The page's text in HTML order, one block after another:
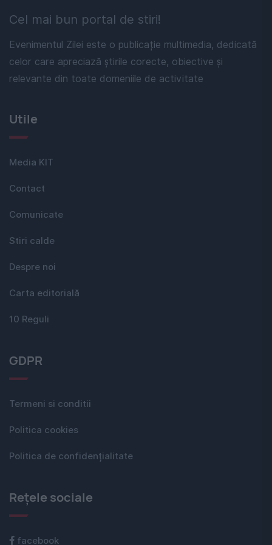
Cel mai bun portal de stiri!
Evenimentul Zilei este o publicație multimedia, dedicată
celor care apreciază știrile corecte, obiective și
relevante din toate domeniile de activitate
Utile
Media KIT
Contact
Comunicate
Stiri calde
Despre noi
Carta editorială
10 Reguli
GDPR
Termeni si conditii
Politica cookies
Politica de confidențialitate
Rețele sociale
facebook